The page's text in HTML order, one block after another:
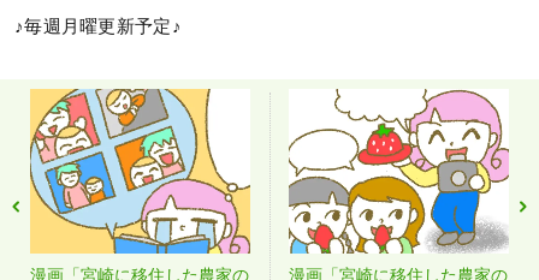
♪毎週月曜更新予定♪
漫画「宮崎に移住した農家の
漫画「宮崎に移住した農家の